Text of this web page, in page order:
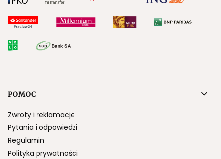
Linki w stopce
POMOC
Zwroty i reklamacje
Pytania i odpowiedzi
Regulamin
Polityka prywatności